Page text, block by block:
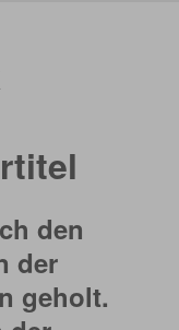
den
der
geholt.